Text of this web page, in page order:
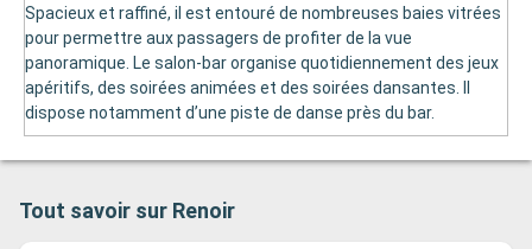
Spacieux et raffiné, il est entouré de nombreuses baies vitrées
pour permettre aux passagers de profiter de la vue
panoramique. Le salon-bar organise quotidiennement des jeux
apéritifs, des soirées animées et des soirées dansantes. Il
dispose notamment d’une piste de danse près du bar.
Tout savoir sur Renoir